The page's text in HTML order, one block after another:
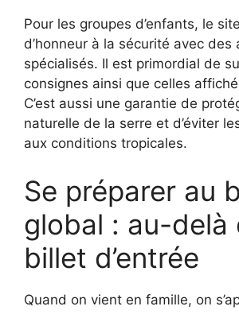
Pour les groupes d’enfants, le
d’honneur à la sécurité avec des
spécialisés. Il est primordial de
consignes ainsi que celles
C’est aussi une garantie de
naturelle de la serre et d’éviter
aux conditions tropicales.
Se préparer au
global : au-delà
billet d’entrée
Quand on vient en famille, on